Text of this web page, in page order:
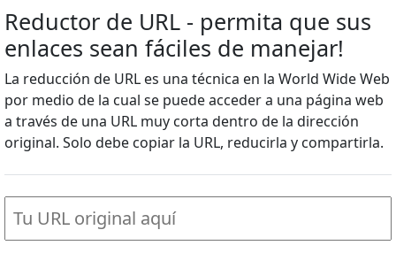
Reductor de URL - permita que sus
enlaces sean fáciles de manejar!
La reducción de URL es una técnica en la World Wide Web
por medio de la cual se puede acceder a una página web
a través de una URL muy corta dentro de la dirección
original. Solo debe copiar la URL, reducirla y compartirla.